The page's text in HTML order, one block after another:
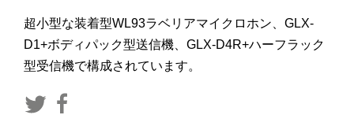
超小型な装着型WL93ラベリアマイクロホン、GLX-
D1+ボディパック型送信機、GLX-D4R+ハーフラック
型受信機で構成されています。